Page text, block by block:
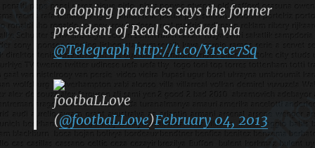
to doping practices says the former
president of Real Sociedad via
@Telegraph http://t.co/Y1sce7Sq
footbaLLove
(@footbaLLove)February 04, 2013